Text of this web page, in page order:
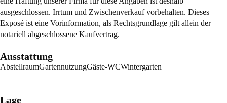
ausgeschlossen. Irrtum und Zwischenverkauf vorbehalten. Dieses
Exposé ist eine Vorinformation, als Rechtsgrundlage gilt allein der
notariell abgeschlossene Kaufvertrag.
Ausstattung
AbstellraumGartennutzungGäste-WCWintergarten
Lage